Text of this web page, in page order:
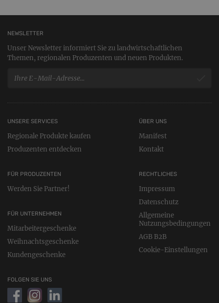
NEWSLETTER
Unser Newsletter informiert Sie zu landwirtschaftlichen
Themen, regionalen Produzenten und neuen Produkten.
UNSERE SERVICES
Regionale Produkte kaufen
Produzenten entdecken
FÜR PRODUZENTEN
Werden Sie Partner!
FÜR UNTERNEHMEN
Mitarbeitergeschenke
Weihnachtsgeschenke
Kundengeschenke
RECHTLICHES
Impressum
Datenschutz
Allgemeine
Nutzungsbedingungen
AGB B2B
Cookie-Einstellungen
ÜBER UNS
Manifest
Kontakt
FOLGEN SIE UNS